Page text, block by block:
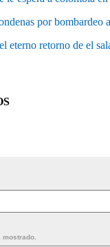
por bombardeo
el eterno retorno de el
mostrado.